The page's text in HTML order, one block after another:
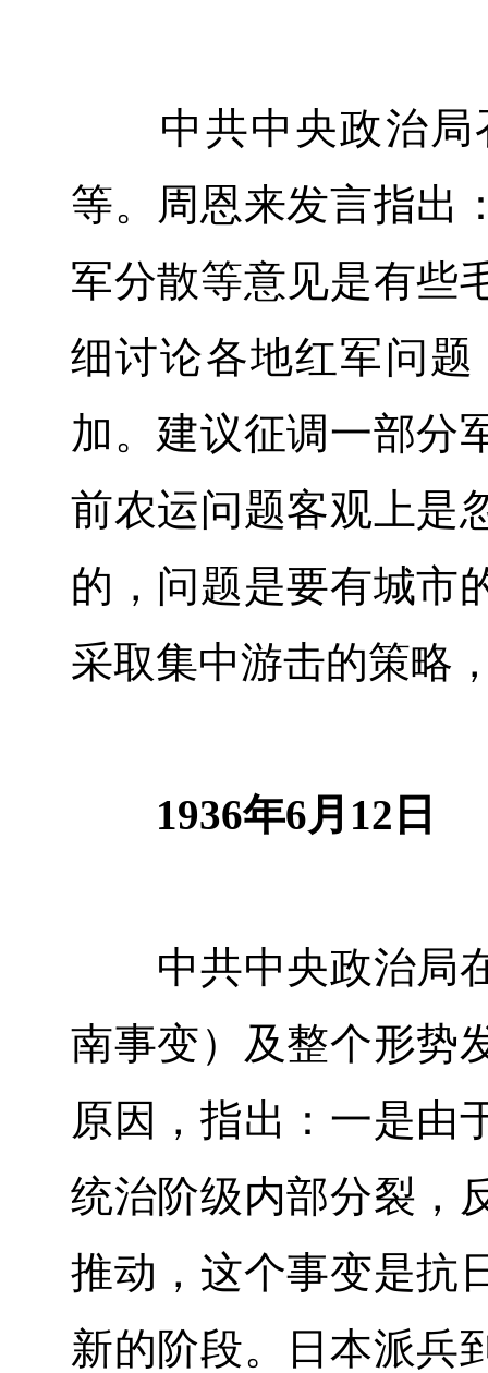
中共中央政治局
等。周恩来发言指出
军分散等意见是有些
细讨论各地红军问
加。建议征调一部分
前农运问题客观上是
的，问题是要有城市
采取集中游击的策略
1936年6月12日
中共中央政治局在
南事变）及整个形势
原因，指出：一是由
统治阶级内部分裂，
推动，这个事变是抗
新的阶段。日本派兵